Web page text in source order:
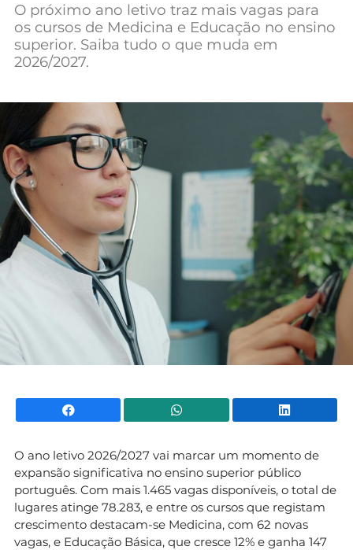
Negócios
Mundial 2026
O próximo ano letivo traz mais vagas para
os cursos de Medicina e Educação no ensino
superior. Saiba tudo o que muda em
2026/2027.
Facebook WhatsApp
O ano letivo 2026/2027 vai marcar um momento de
expansão significativa no ensino superior público
português. Com mais 1.465 vagas disponíveis, o total de
lugares atinge 78.283, e entre os cursos que registam
crescimento destacam-se Medicina, com 62 novas
vagas, e Educação Básica, que cresce 12% e ganha 147